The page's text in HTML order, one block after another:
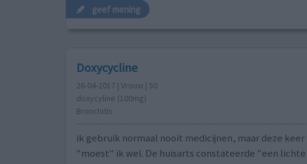
geef mening
Doxycycline
26-04-2017 | Vrouw | 50
doxycyline (100mg)
Bronchitis
ik gebruik normaal nooit medicijnen, maar deze keer
"moest" ik wel. De huisarts constateerde "een lichte